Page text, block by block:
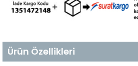
Ürün Özellikleri